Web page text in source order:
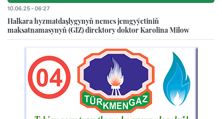
10.06.25 - 06:27
Halkara hyzmatdaşlygynyň nemes jemgyýetiniň
maksatnamasynyň (GIZ) direktory doktor Karolina Milow